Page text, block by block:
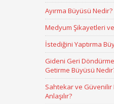
Ayırma Büyüsü Nedir?
Medyum Şikayetleri
İstediğini Yaptırma
Gideni Geri
Getirme Büyüsü
Sahtekar ve Güvenilir
Anlaşılır?